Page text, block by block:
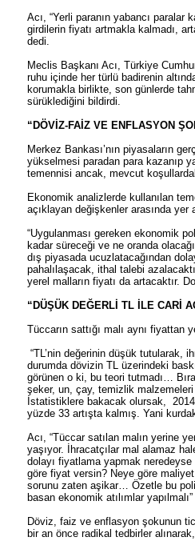
Acı, “Yerli paranın yabancı
girdilerin fiyatı artmakla kalmadı,
dedi.
Meclis Başkanı Acı, Türkiye
ruhu içinde her türlü badirenin
korumakla birlikte, son günlerde
sürüklediğini bildirdi.
“DÖVİZ-FAİZ VE ENFLASYON
Merkez Bankası’nın piyasaların
yükselmesi paradan para kazanıp
temennisi ancak, mevcut
Ekonomik analizlerde kullanılan
açıklayan değişkenler arasında yer
“Uygulanması gereken ekonomik
kadar süreceği ve ne oranda
dış piyasada ucuzlatacağından
pahalılaşacak, ithal talebi
yerel malların fiyatı da artacaktır.
“DÜŞÜK DEĞERLİ TL İLE CARİ
Tüccarın sattığı malı aynı fiyattan
“TL’nin değerinin düşük tutularak,
durumda dövizin TL üzerindeki
görünen o ki, bu teori tutmadı…
şeker, un, çay, temizlik malzemeleri
İstatistiklere bakacak olursak,
yüzde 33 artışta kalmış. Yani
Acı, “Tüccar satılan malın yerine
yaşıyor. İhracatçılar mal alamaz
dolayı fiyatlama yapmak
göre fiyat versin? Neye göre
sorunu zaten aşikar… Özetle bu
basan ekonomik atılımlar
Döviz, faiz ve enflasyon şokunun
bir an önce radikal tedbirler